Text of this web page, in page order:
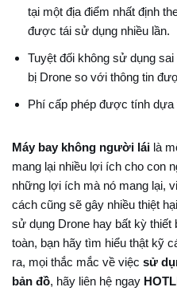
tại một địa điểm nhất định
được tái sử dụng nhiều lần.
Tuyệt đối không sử dụng
bị Drone so với thông tin
Phí cấp phép được tính dựa
Máy bay không người lái là
mang lại nhiều lợi ích cho con
những lợi ích mà nó mang lại,
cách cũng sẽ gây nhiều thiệt
sử dụng Drone hay bất kỳ
toàn, bạn hãy tìm hiểu thật kỹ
ra, mọi thắc mắc về việc sử
bản đồ, hãy liên hệ ngay